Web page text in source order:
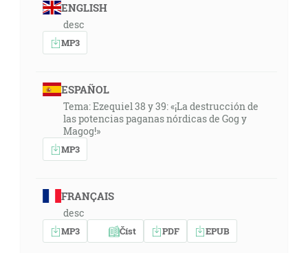
ENGLISH
desc
MP3
ESPAÑOL
Tema: Ezequiel 38 y 39: «¡La destrucción de
las potencias paganas nórdicas de Gog y
Magog!»
MP3
FRANÇAIS
desc
MP3 Číst PDF EPUB